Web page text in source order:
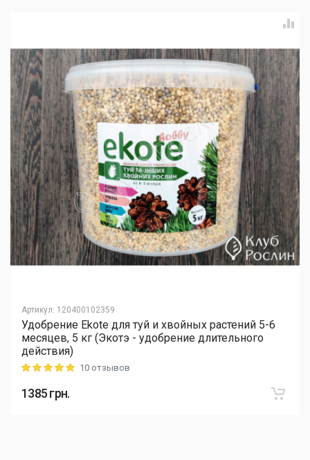
Артикул: 120400102359
Удобрение Ekote для туй и хвойных растений 5-6
месяцев, 5 кг (Экотэ - удобрение длительного
действия)
Rating: 5 out of 510 отзывов
1385грн.